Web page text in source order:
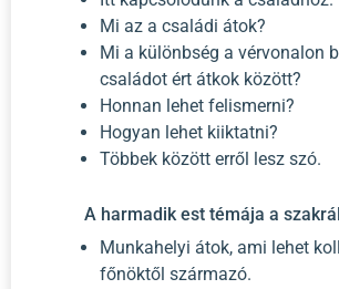
Mi az a családi átok?
Mi a különbség a vérvonalon
családot ért átkok között?
Honnan lehet felismerni?
Hogyan lehet kiiktatni?
Többek között erről lesz szó.
A harmadik est témája a
Munkahelyi átok, ami lehet
főnöktől származó.